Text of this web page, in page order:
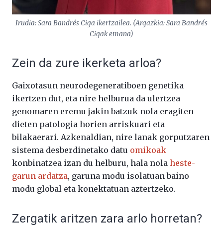
Irudia: Sara Bandrés Ciga ikertzailea. (Argazkia: Sara Bandrés
Cigak emana)
Zein da zure ikerketa arloa?
Gaixotasun neurodegeneratiboen genetika
ikertzen dut, eta nire helburua da ulertzea
genomaren eremu jakin batzuk nola eragiten
dieten patologia horien arriskuari eta
bilakaerari. Azkenaldian, nire lanak gorputzaren
sistema desberdinetako datu omikoak
konbinatzea izan du helburu, hala nola heste-
garun ardatza, garuna modu isolatuan baino
modu global eta konektatuan aztertzeko.
Zergatik aritzen zara arlo horretan?